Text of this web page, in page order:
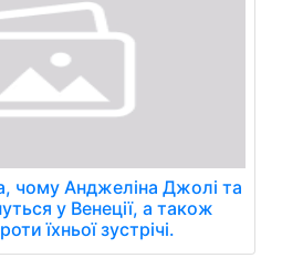
чому Анджеліна Джолі та
у Венеції, а також
їхньої зустрічі.